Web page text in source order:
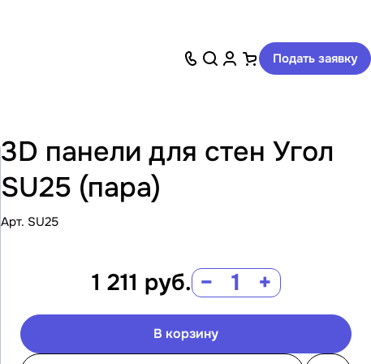
Подать заявку
3D панели для стен Угол
SU25 (пара)
Арт. SU25
1 211 руб. − +
В корзину